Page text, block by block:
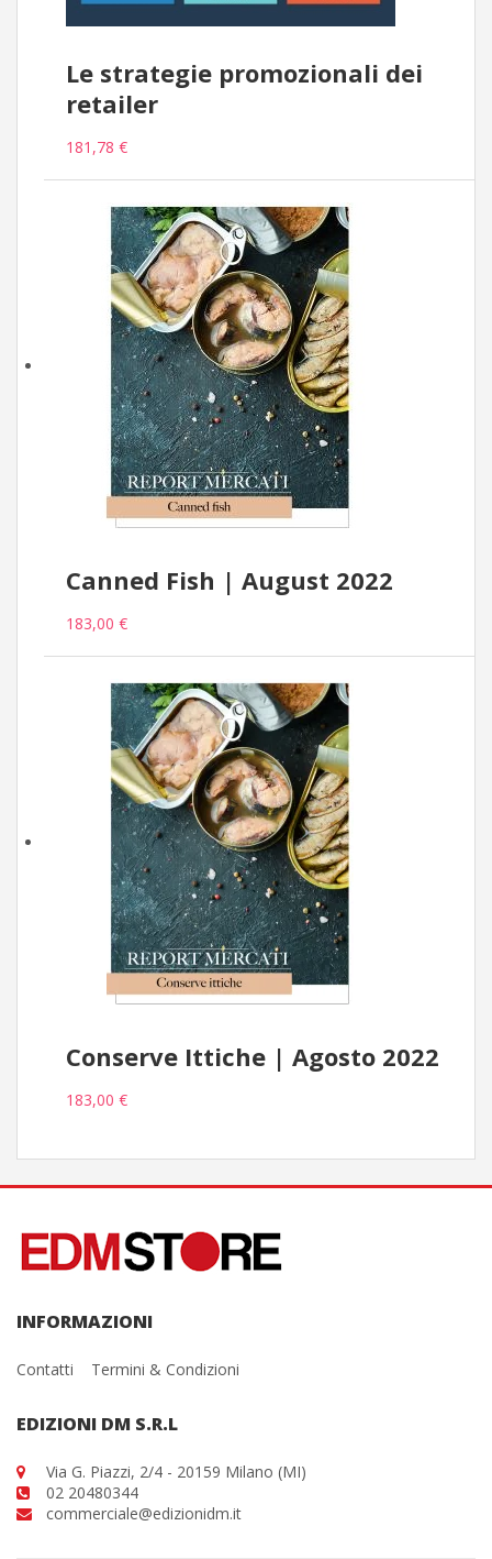
Le strategie promozionali dei
retailer
181,78 €
Canned Fish | August 2022
183,00 €
Conserve Ittiche | Agosto 2022
183,00 €
INFORMAZIONI
Contatti Termini & Condizioni
EDIZIONI DM S.R.L
Via G. Piazzi, 2/4 - 20159 Milano (MI)
02 20480344
commerciale@edizionidm.it